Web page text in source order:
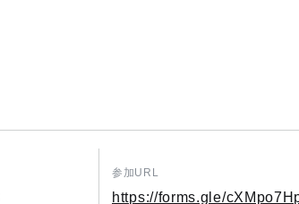
参加URL
https://forms.gle/